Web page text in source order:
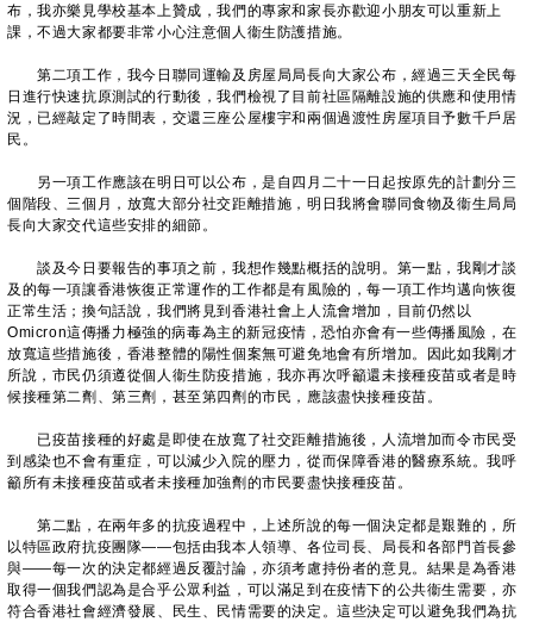
布，我亦樂見學校基本上贊成，我們的專家和家長亦歡迎小朋友可以重新上
課，不過大家都要非常小心注意個人衞生防護措施。
第二項工作，我今日聯同運輸及房屋局局長向大家公布，經過三天全民每
日進行快速抗原測試的行動後，我們檢視了目前社區隔離設施的供應和使用情
況，已經敲定了時間表，交還三座公屋樓宇和兩個過渡性房屋項目予數千戶居
民。
另一項工作應該在明日可以公布，是自四月二十一日起按原先的計劃分三
個階段、三個月，放寬大部分社交距離措施，明日我將會聯同食物及衞生局局
長向大家交代這些安排的細節。
談及今日要報告的事項之前，我想作幾點概括的說明。第一點，我剛才談
及的每一項讓香港恢復正常運作的工作都是有風險的，每一項工作均邁向恢復
正常生活；換句話說，我們將見到香港社會上人流會增加，目前仍然以
Omicron這傳播力極強的病毒為主的新冠疫情，恐怕亦會有一些傳播風險，在
放寬這些措施後，香港整體的陽性個案無可避免地會有所增加。因此如我剛才
所說，市民仍須遵從個人衞生防疫措施，我亦再次呼籲還未接種疫苗或者是時
候接種第二劑、第三劑，甚至第四劑的市民，應該盡快接種疫苗。
已疫苗接種的好處是即使在放寬了社交距離措施後，人流增加而令市民受
到感染也不會有重症，可以減少入院的壓力，從而保障香港的醫療系統。我呼
籲所有未接種疫苗或者未接種加強劑的市民要盡快接種疫苗。
第二點，在兩年多的抗疫過程中，上述所說的每一個決定都是艱難的，所
以特區政府抗疫團隊——包括由我本人領導、各位司長、局長和各部門首長參
與——每一次的決定都經過反覆討論，亦須考慮持份者的意見。結果是為香港
取得一個我們認為是合乎公眾利益，可以滿足到在疫情下的公共衞生需要，亦
符合香港社會經濟發展、民生、民情需要的決定。這些決定可以避免我們為抗